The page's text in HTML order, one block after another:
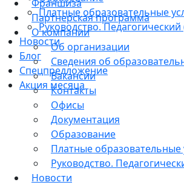
Платные образовательные
Руководство.
Новости
Блог
Спецпредложение
Акция месяца
Франшиза
Партнерская программа
О компании
Об организации
Сведения об
Вакансии
Контакты
Офисы
Документация
Образование
Платные образовательные
Руководство.
Новости